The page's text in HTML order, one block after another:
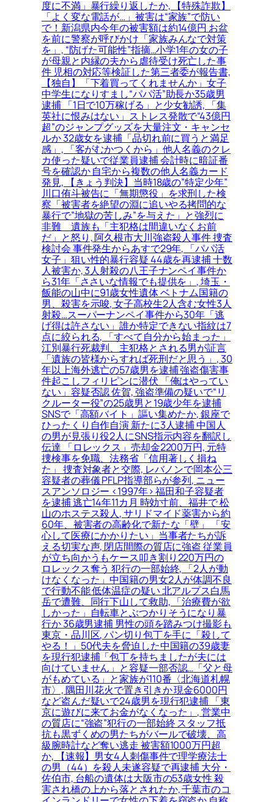
度に不満」暴行繰り返したか, 【特殊詐欺】
「よく変な電話が…」被害は“家族”で防い
で！新潟県内今年の被害額は約14億円 お盆
を前に警察が呼びかけ「家族みんなで対策
を」, “防げた可能性”指摘…小学1年の女の子
が母親と内縁の夫から虐待受け死亡した事
件 児相の対応等検証した第三者委が報告書,
【独自】「下着買ってくれませんか」女子
中学生になりすまし“パパ活”助長か35歳男
逮捕 「1日で10万稼げる」と少女勧誘, 「集
英社に恨みはない」ストレス発散で“43億円
超”のジャンプグッズを大量注文・キャンセ
ルか 32歳女を逮捕「品切れ前に買うと満足
感」, 「客がむかつくから」他人名義のクレ
カ使った疑いで従業員逮捕 会計時に暗証番
号を確認か 自宅から複数の他人名義カード
発見, 【きょう判決】当時18歳の”特定少年”
川口侑斗被告に「無期懲役」を求刑した検
察「被害者を絶望の淵に追いやる拷問的な
暴行で”地獄の苦しみ”を与えた」と強烈に
非難＿遺族も「主犯格は間違いなくお前
だ」と怒り, 阿久根市大川強盗殺人事件 捜査
検討会 事件発生からあすで29年, 「パパ活
女子」狙い性的暴行容疑 44歳を再逮捕 十数
人被害か, 3人射殺の八王子ナンペイ事件か
ら31年「ささいな情報でも提供を」, 埼玉・
飯能の山中に91歳女性遺体 ベトナム国籍の
男、殺害を示唆, 女子高校生2人含む女性3人
射殺…スーパーナンペイ事件から30年「逃
げ得は許さない」誰か特定できない指紋は7
点に絞られる, 「すべて自分から始まった」
江別暴行死裁判、主犯格とされる男が証言
「遺族の皆様からすれば死刑だと思う」, 30
年以上海外逃亡の57歳男を逮捕 強盗傷害事
件起こしフィリピンに潜伏 「俺はやってい
ない」容疑否認 佐賀, 強盗準備の疑いで“リ
クルーター役”の25歳男と19歳少年を逮捕
SNSで「高額バイト」謳い集めたか, 銀座で
ひったくり自作自演 新たに3人逮捕 中国人
の男が見張り役2人にSNS指示内容を翻訳し
伝達 「ロレックス」売却金2200万円, 元特
捜検事を免職、法務省「信用著しく損ね
た」 捜査対象者と交際, レバノンで岡本公三
容疑者の葬儀 PFLP指導部らが参列, ニュー
スアンソロジー <1997年> 福田和子容疑者
を逮捕 逃亡14年11カ月 時効寸前、福井で 松
山のホステス殺人, サリドマイド薬害から約
60年、被害者の高齢化で新たな「壁」 「安
心して医療にかかりたい」当事者たちが訴
える切実な声, 閉店間際の質店に強盗 従業員
が立ち向かうもケース叩き割り220万円の
ロレックス奪う 犯行の一部始終, 「2人が動
けなくなった」中国籍の男女2人が体調不良
で行動不能 低体温症の疑い 北アルプス白馬
岳で遭難、同行下山して救助, 「治療費が欲
しかった」自転車とぶつかりそうになり暴
行か 36歳男逮捕 男性の頭を踏みつけ撮影も
東京・品川区, パン切り包丁を手に「殺して
やる！」50代夫を脅迫した中国籍の39歳妻
を現行犯逮捕「包丁を持ちましたが夫には
向けていません」と容疑一部否認…「父と母
がもめている」と家族が110番〈北海道札幌
市〉, 隅田川花火で置き引きか 現金6000円
など盗んだ疑いで24歳男を現行犯逮捕 「東
京に遊びに来てお金がなくなった」, 営業中
の質店に“強盗”犯行の一部始終 スタッフ抵
抗も黒ずくめの男たちがバールで破壊、高
級腕時計など奪い逃走 被害額1000万円超
か, 【速報】男女4人刺傷事件で理学療法士
の男（44）を殺人未遂容疑で再逮捕 大分・
佐伯市, 台船の遺体は大阪市の53歳女性 殺
害され橋の上から落とされたか, 千葉市のコ